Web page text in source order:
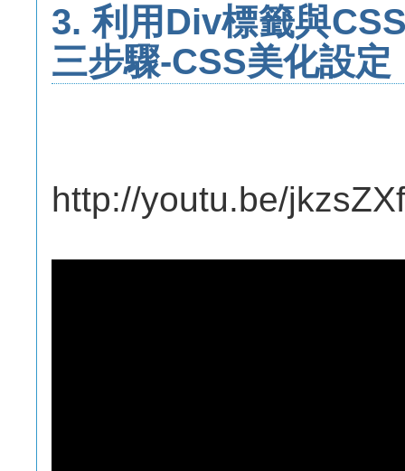
3. 利用Div標籤與
三步驟-CSS美化設定
http://youtu.be/